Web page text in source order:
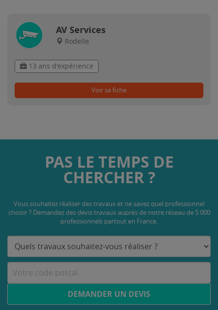
AV Services
Rodelle
13 ans d'expérience
Voir sa fiche
PAS LE TEMPS DE
CHERCHER ?
Vous souhaitez réaliser des travaux et ne savez quel professionnel
choisir ? Demandez des devis travaux auprès de notre réseau de 5 000
professionnels partout en France.
DEMANDER UN DEVIS